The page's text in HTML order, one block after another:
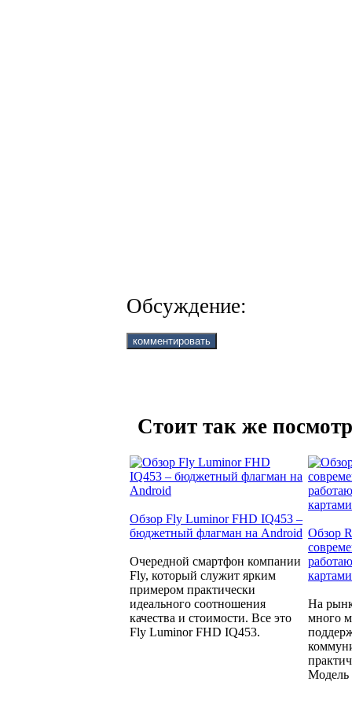
Обсуждение:
Стоит так же
Обзор Fly Luminor FHD IQ453 –
бюджетный флагман на Android
Очередной смартфон компании
Fly, который служит ярким
примером практически
идеального соотношения
качества и стоимости. Все это
Fly Luminor FHD IQ453.
Обзор
картами
На
много
Модель